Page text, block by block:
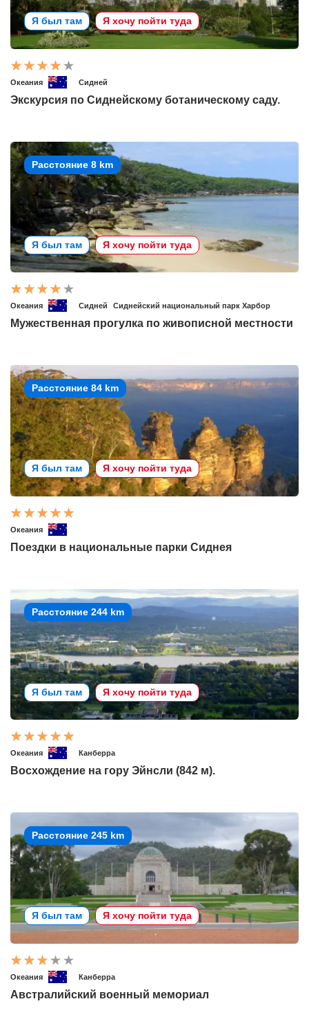
Я был там Я хочу пойти туда
Океания Сидней
Экскурсия по Сиднейскому ботаническому саду.
Расстояние 8 km
Я был там Я хочу пойти туда
Океания Сидней Сиднейский национальный парк Харбор
Мужественная прогулка по живописной местности
Расстояние 84 km
Я был там Я хочу пойти туда
Океания
Поездки в национальные парки Сиднея
Расстояние 244 km
Я был там Я хочу пойти туда
Океания Канберра
Восхождение на гору Эйнсли (842 м).
Расстояние 245 km
Я был там Я хочу пойти туда
Океания Канберра
Австралийский военный мемориал